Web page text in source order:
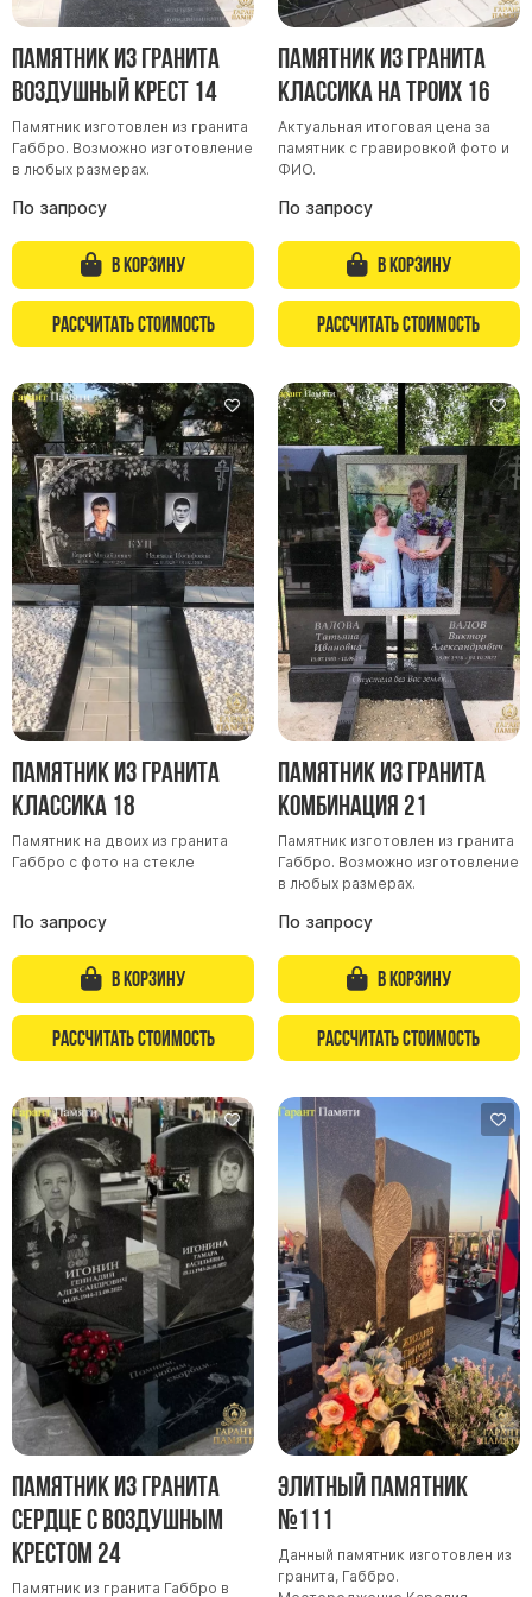
Скульптуры, барельефы и бюсты из бронзы
Колумбарий
Недорогие памятники
Памятники с фотокерамикой
Памятники животным
Памятники младенцу
Памятники двойные
Памятники женщине
Памятники маме
Памятники жене
Памятники девушке
Памятники дочери
Памятники мужчине
Памятники дедушке
Памятники мужу
Памятники отцу
Памятники парню
Памятники сыну
Памятники вертикальные
Памятники врачу
Памятники горизонтальные
Памятники индивидуальные
Памятники классические
Памятники книга
Памятники красивые
Памятники Православные
Памятники прямоугольные
Памятники с воздушным креcтом
Памятники с колоннами
Памятники современные
Памятники стандартные
Памятники черные
Памятники со свечей
Памятники в виде дерева
Памятники с лебедями
Памятники в форме волны
Хачкары
Памятники ростовые
Памятники в форме скалы
Памятник Родителям
Мемориальные доски
Буквы из латуни
Памятник из гранита
Воздушный крест 14
Памятник изготовлен из гранита
Габбро. Возможно изготовление
в любых размерах.
По запросу
В корзину
Рассчитать стоимость
Памятник из гранита
Классика на троих 16
Актуальная итоговая цена за
памятник с гравировкой фото и
ФИО.
По запросу
В корзину
Рассчитать стоимость
Памятник из гранита
Классика 18
Памятник на двоих из гранита
Габбро с фото на стекле
По запросу
В корзину
Рассчитать стоимость
Памятник из гранита
Комбинация 21
Памятник изготовлен из гранита
Габбро. Возможно изготовление
в любых размерах.
По запросу
В корзину
Рассчитать стоимость
Памятник из гранита
Сердце с воздушным
крестом 24
Памятник из гранита Габбро в
Элитный памятник
№111
Данный памятник изготовлен из
гранита, Габбро.